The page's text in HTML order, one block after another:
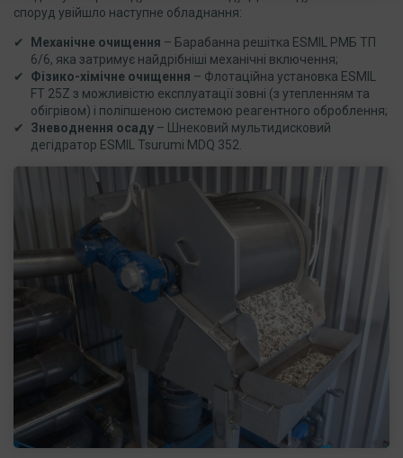
споруд увійшло наступне обладнання:
Механічне очищення – Барабанна решітка ESMIL РМБ ТП
6/6, яка затримує найдрібніші механічні включення;
Фізико-хімічне очищення – Флотаційна установка ESMIL
FT 25Z з можливістю експлуатації зовні (з утепленням та
обігрівом) і поліпшеною системою реагентного оброблення;
Зневоднення осаду – Шнековий мультидисковий
дегідратор ESMIL Tsurumi MDQ 352.